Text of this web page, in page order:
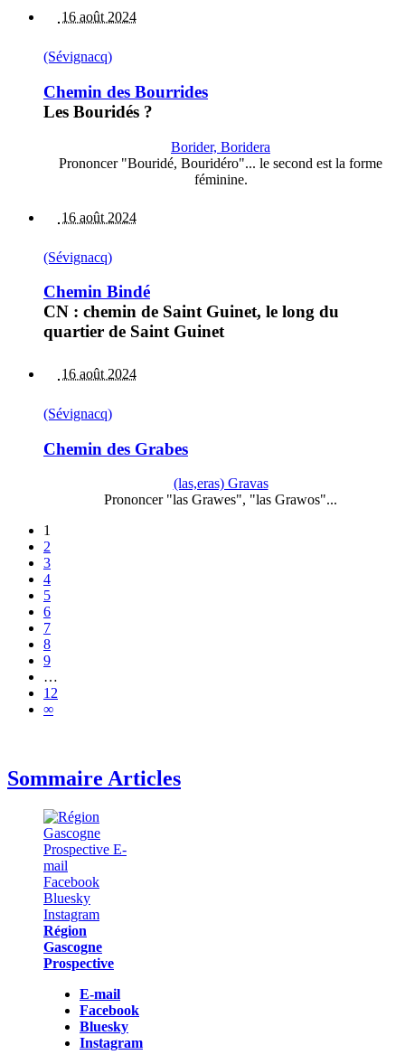
16 août 2024
(Sévignacq)
Chemin des Bourrides
Les Bouridés ?
Borider, Boridera
Prononcer "Bouridé, Bouridéro"... le second est la forme
féminine.
16 août 2024
(Sévignacq)
Chemin Bindé
CN : chemin de Saint Guinet, le long du
quartier de Saint Guinet
16 août 2024
(Sévignacq)
Chemin des Grabes
(las,eras) Gravas
Prononcer "las Grawes", "las Grawos"...
1
2
3
4
5
6
7
8
9
…
12
∞
Sommaire Articles
Région
Gascogne
Prospective
E-mail
Facebook
Bluesky
Instagram